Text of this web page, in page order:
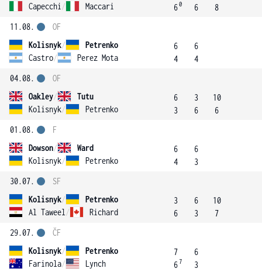
Capecchi / Maccari
60
6
8
11.08.
Kolisnyk/
Petrenko
Castro/ Perez Mota
OF
6
4
6
4
04.08.
Oakley/
Tutu
Kolisnyk/ Petrenko
OF
6
3
3
6
10
6
01.08.
Dowson/
Ward
Kolisnyk/ Petrenko
F
6
4
6
3
30.07.
Kolisnyk/
Petrenko
Al Taweel / Richard
SF
3
6
6
3
10
7
29.07.
Kolisnyk/
Petrenko
Farinola/ Lynch
ČF
7
67
6
3